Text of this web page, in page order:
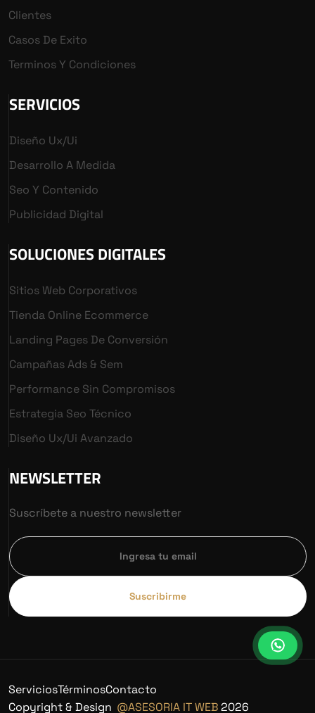
Clientes
Casos De Exito
Terminos Y Condiciones
SERVICIOS
Diseño Ux/ui
Desarrollo A Medida
Seo Y Contenido
Publicidad Digital
SOLUCIONES DIGITALES
Sitios Web Corporativos
Tienda Online Ecommerce
Landing Pages De Conversión
Campañas Ads & Sem
Performance Sin Compromisos
Estrategia Seo Técnico
Diseño Ux/ui Avanzado
NEWSLETTER
Suscríbete a nuestro newsletter
Suscribirme
Copyright & Design @ASESORIA IT WEB2026
ServiciosTérminosContacto